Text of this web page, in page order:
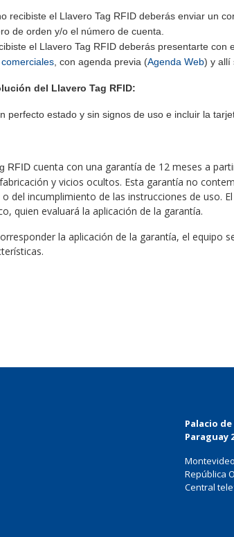
recibiste el Llavero Tag RFID deberás enviar un
de orden y/o el número de cuenta.
el Llavero Tag RFID deberás presentarte con
, con agenda previa (Agenda Web) y allí
del Llavero Tag RFID:
perfecto estado y sin signos de uso e incluir la
RFID cuenta con una garantía de 12 meses a
y vicios ocultos. Esta garantía no
del incumplimiento de las instrucciones de uso.
quien evaluará la aplicación de la garantía.
la aplicación de la garantía, el equipo
Texto
Palacio de
Paraguay
Montevideo
República
Central